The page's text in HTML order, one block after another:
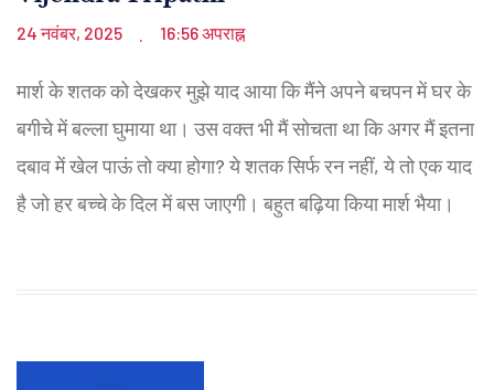
24 नवंबर, 2025 . 16:56 अपराह्न
मार्श के शतक को देखकर मुझे याद आया कि मैंने अपने बचपन में घर के
बगीचे में बल्ला घुमाया था। उस वक्त भी मैं सोचता था कि अगर मैं इतना
दबाव में खेल पाऊं तो क्या होगा? ये शतक सिर्फ रन नहीं, ये तो एक याद
है जो हर बच्चे के दिल में बस जाएगी। बहुत बढ़िया किया मार्श भैया।